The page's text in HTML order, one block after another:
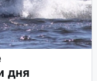
дня